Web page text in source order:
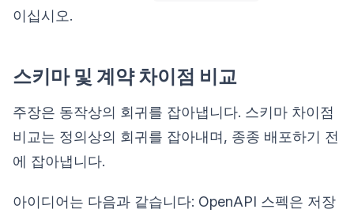
이십시오.
스키마 및 계약 차이점 비교
주장은 동작상의 회귀를 잡아냅니다. 스키마 차이점
비교는 정의상의 회귀를 잡아내며, 종종 배포하기 전
에 잡아냅니다.
아이디어는 다음과 같습니다: OpenAPI 스펙은 저장